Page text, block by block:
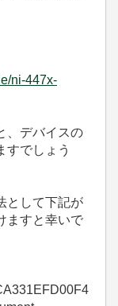
ni-447x-
、デバイスの
すでしょう
として下記が
ますと幸いで